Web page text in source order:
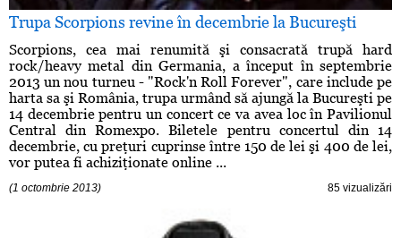
Trupa Scorpions revine în decembrie la Bucureşti
Scorpions, cea mai renumită şi consacrată trupă hard
rock/heavy metal din Germania, a început în septembrie
2013 un nou turneu - "Rock'n Roll Forever", care include pe
harta sa şi România, trupa urmând să ajungă la Bucureşti pe
14 decembrie pentru un concert ce va avea loc în Pavilionul
Central din Romexpo. Biletele pentru concertul din 14
decembrie, cu preţuri cuprinse între 150 de lei şi 400 de lei,
vor putea fi achiziţionate online ...
(1 octombrie 2013) 85 vizualizări